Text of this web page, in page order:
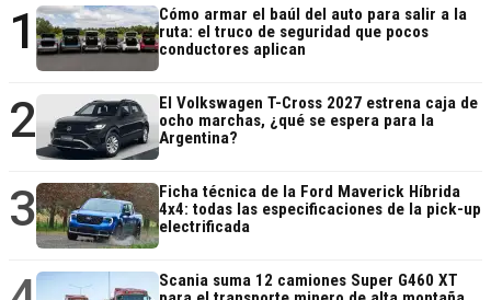
1
Cómo armar el baúl del auto para salir a la
ruta: el truco de seguridad que pocos
conductores aplican
2
El Volkswagen T-Cross 2027 estrena caja de
ocho marchas, ¿qué se espera para la
Argentina?
3
Ficha técnica de la Ford Maverick Híbrida
4x4: todas las especificaciones de la pick-up
electrificada
Scania suma 12 camiones Super G460 XT